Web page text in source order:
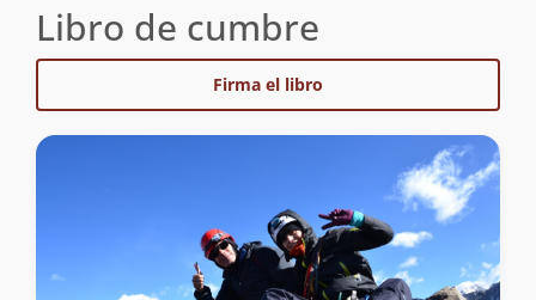
Libro de cumbre
Firma el libro